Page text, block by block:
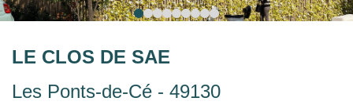
LE CLOS DE SAE
Les Ponts-de-Cé - 49130